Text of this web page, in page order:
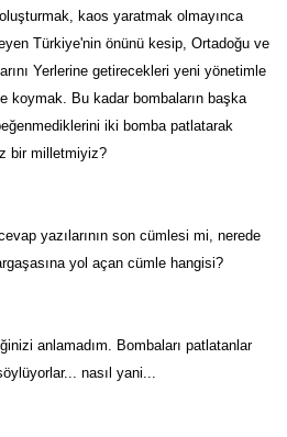
kaos yaratmak olmayınca
Türkiye'nin önünü kesip, Ortadoğu ve
Yerlerine getirecekleri yeni yönetimle
koymak. Bu kadar bombaların başka
iki bomba patlatarak
bir milletmiyiz?
yazılarının son cümlesi mi, nerede
yol açan cümle hangisi?
anlamadım. Bombaları patlatanlar
nasıl yani...